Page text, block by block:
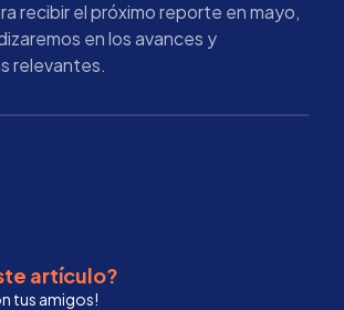
recibir el próximo reporte en mayo,
en los avances y
relevantes.
artículo?
tus amigos!